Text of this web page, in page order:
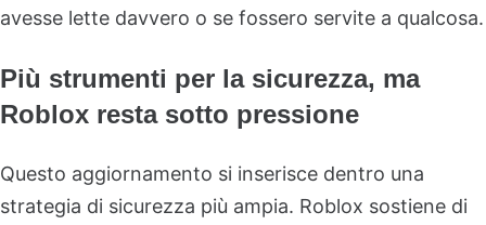
avesse lette davvero o se fossero servite a qualcosa.
Più strumenti per la sicurezza, ma
Roblox resta sotto pressione
Questo aggiornamento si inserisce dentro una
strategia di sicurezza più ampia. Roblox sostiene di